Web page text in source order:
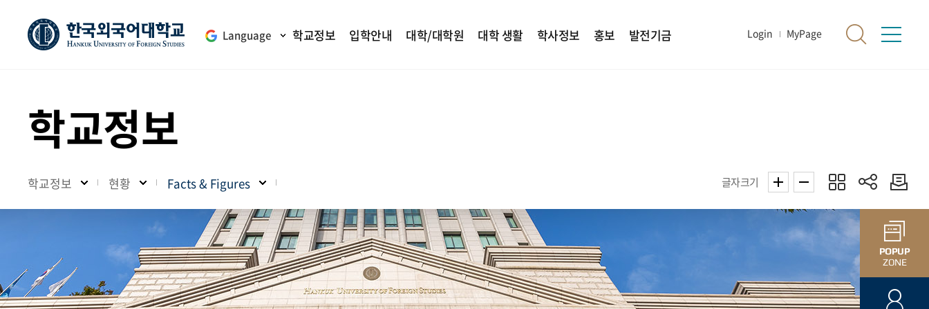
Language 학교정보 입학안내 대학/대학원 대학 생활 학사정보 홍보 발전기금 Login MyPage
POPUP
ZONE
학교정보
학교정보 현황 Facts & Figures 글자크기